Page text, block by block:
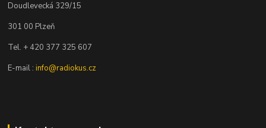
Doudlevecká 329/15
301 00 Plzeň
Tel. + 420 377 325 607
E-mail :info@radiokus.cz